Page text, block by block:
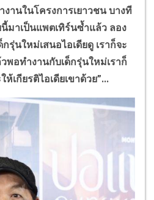
งานในโครงการเยาวชน บางที
มาเป็นแพตเทิร์นซ้ำแล้ว ลอง
รุ่นใหม่เสนอไอเดียดู เราก็จะ
อทำงานกับเด็กรุ่นใหม่เราก็
เกียรติไอเดียเขาด้วย”...